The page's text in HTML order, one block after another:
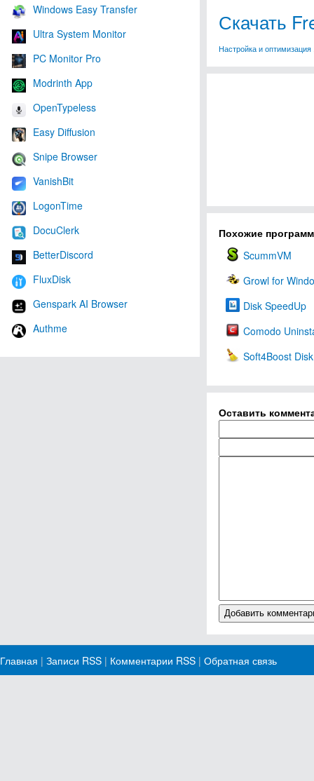
Windows Easy Transfer
Ultra System Monitor
PC Monitor Pro
Modrinth App
OpenTypeless
Easy Diffusion
Snipe Browser
VanishBit
LogonTime
DocuClerk
BetterDiscord
FluxDisk
Genspark AI Browser
Authme
Скачать
Настройка и оптимизация
Похожие
ScummVM
Growl for
Disk SpeedUp
Comodo
Soft4Boost
Оставить
Главная | Записи RSS | Комментарии RSS | Обратная связь